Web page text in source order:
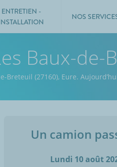
ENTRETIEN -
NOS
Baux-de-
Breteuil (27160), Eure.
Un camion
Lundi 10 août